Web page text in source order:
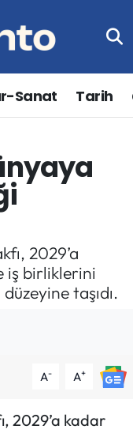
Sanat Tarih
2029’a
iş birliklerini
taşıdı.
A- A+
2029’a kadar